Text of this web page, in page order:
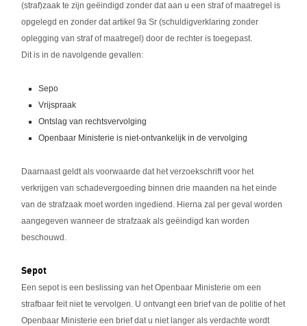
(straf)zaak te zijn geëindigd zonder dat aan u een straf of maatregel is
opgelegd en zonder dat artikel 9a Sr (schuldigverklaring zonder
oplegging van straf of maatregel) door de rechter is toegepast.
Dit is in de navolgende gevallen:
Sepo
Vrijspraak
Ontslag van rechtsvervolging
Openbaar Ministerie is niet-ontvankelijk in de vervolging
Daarnaast geldt als voorwaarde dat het verzoekschrift voor het
verkrijgen van schadevergoeding binnen drie maanden na het einde
van de strafzaak moet worden ingediend. Hierna zal per geval worden
aangegeven wanneer de strafzaak als geëindigd kan worden
beschouwd.
Sepot
Een sepot is een beslissing van het Openbaar Ministerie om een
strafbaar feit niet te vervolgen. U ontvangt een brief van de politie of het
Openbaar Ministerie een brief dat u niet langer als verdachte wordt